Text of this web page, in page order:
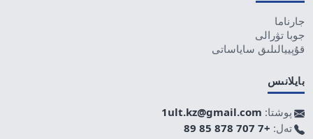
جارناما
جوبا تۋرالى
قۇپييالىلىق ساياساتى
بايلانىس
پوشتا: 1ult.kz@gmail.com
تەل: +7 707 878 85 89